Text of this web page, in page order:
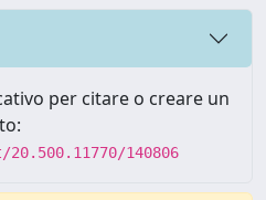
per citare o creare un
140806